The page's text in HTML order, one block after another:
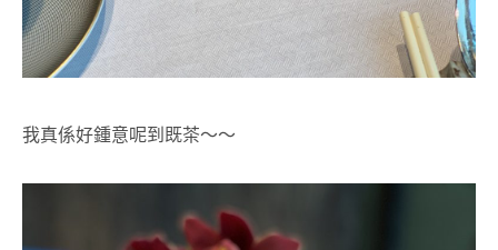
我真係好鍾意呢到既茶～～